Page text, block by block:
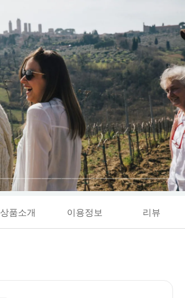
상품소개 이용정보 리뷰